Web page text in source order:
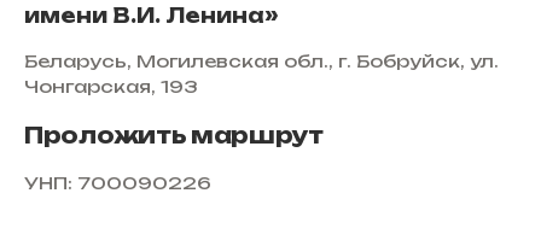
имени В.И. Ленина»
Беларусь, Могилевская обл., г. Бобруйск, ул.
Чонгарская, 193
Проложить маршрут
УНП: 700090226